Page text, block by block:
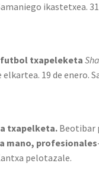
ikastetxea.
txapeleketa
elkartea. 19 de enero.
txapelketa.Beotibar
mano, profesionales
pelotazale.